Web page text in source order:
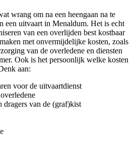
wrang om na een heengaan na te
een uitvaart in Menaldum. Het is echt
van een overlijden best kostbaar
met onvermijdelijke kosten, zoals
van de overledene en diensten
Ook is het persoonlijk welke kosten
aan:
voor de uitvaartdienst
van de (graf)kist